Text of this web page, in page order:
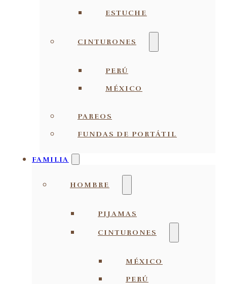
ESTUCHE
CINTURONES
PERÚ
MÉXICO
PAREOS
FUNDAS DE PORTÁTIL
FAMILIA
HOMBRE
PIJAMAS
CINTURONES
MÉXICO
PERÚ